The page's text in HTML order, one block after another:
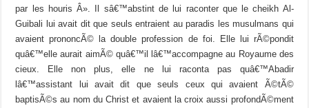
par les houris Â». Il sâ€™abstint de lui raconter que le cheikh Al-
Guibali lui avait dit que seuls entraient au paradis les musulmans qui
avaient prononcÃ© la double profession de foi. Elle lui rÃ©pondit
quâ€™elle aurait aimÃ© quâ€™il lâ€™accompagne au Royaume des
cieux. Elle non plus, elle ne lui raconta pas quâ€™Abadir
lâ€™assistant lui avait dit que seuls ceux qui avaient Ã©tÃ©
baptisÃ©s au nom du Christ et avaient la croix aussi profondÃ©ment